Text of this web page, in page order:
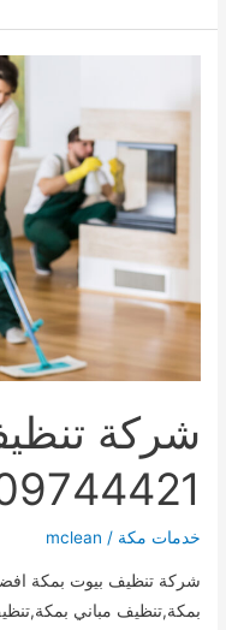
منازل
شركة
خدمات مكة /
mclean
شركة تنظيف بيوت بمكة
بمكة,تنظيف مباني